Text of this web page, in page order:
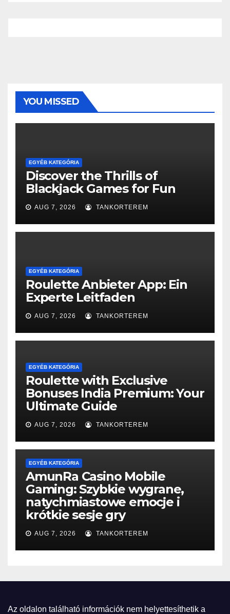
YOU MISSED
EGYÉB KATEGÓRIA
Discover the Thrills of
Blackjack Games for Fun
AUG 7, 2026 TANKORTEREM
EGYÉB KATEGÓRIA
Roulette Anbieter App: Ein
Experte Leitfaden
AUG 7, 2026 TANKORTEREM
EGYÉB KATEGÓRIA
Roulette with Exclusive
Bonuses India Premium: Your
Ultimate Guide
AUG 7, 2026 TANKORTEREM
EGYÉB KATEGÓRIA
AmunRa Casino Mobile
Gaming: Szybkie wygrane,
natychmiastowe emocje i
krótkie sesje gry
AUG 7, 2026 TANKORTEREM
Az oldalon található információk nem helyettesíthetik a